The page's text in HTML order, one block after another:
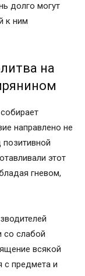
долго могут
к ним
на
направлено не
этот
гневом,
со слабой
всякой
с предмета и